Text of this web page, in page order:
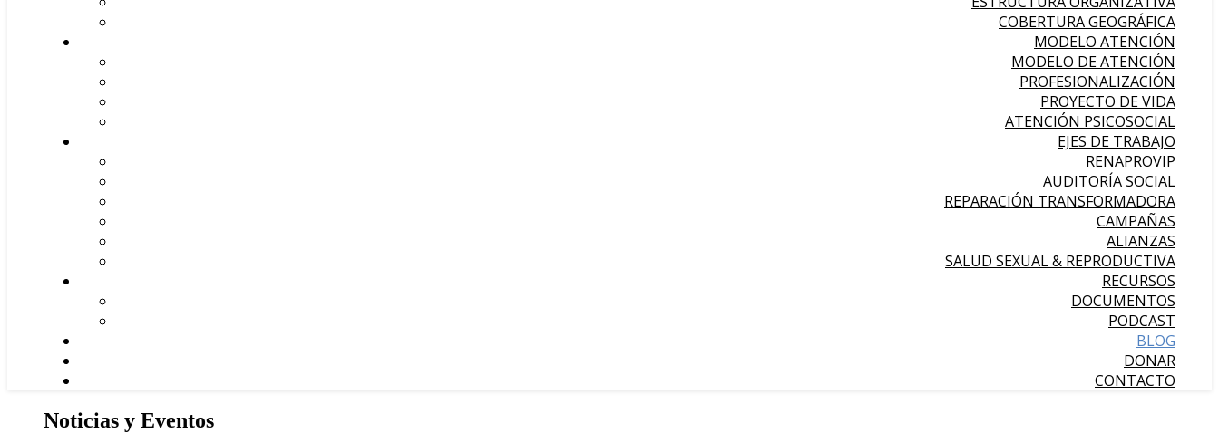
COBERTURA GEOGRÁFICA
MODELO ATENCIÓN
MODELO DE ATENCIÓN
PROFESIONALIZACIÓN
PROYECTO DE VIDA
ATENCIÓN PSICOSOCIAL
EJES DE TRABAJO
RENAPROVIP
AUDITORÍA SOCIAL
REPARACIÓN TRANSFORMADORA
CAMPAÑAS
ALIANZAS
SALUD SEXUAL & REPRODUCTIVA
RECURSOS
DOCUMENTOS
PODCAST
BLOG
DONAR
CONTACTO
Noticias y Eventos